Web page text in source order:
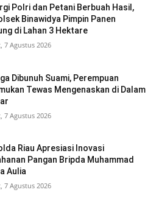
Polri dan Petani Berbuah Hasil,
Binawidya Pimpin Panen
di Lahan 3 Hektare
7 Agustus 2026
Dibunuh Suami, Perempuan
Tewas Mengenaskan di Dalam
7 Agustus 2026
Riau Apresiasi Inovasi
Pangan Bripda Muhammad
Aulia
7 Agustus 2026